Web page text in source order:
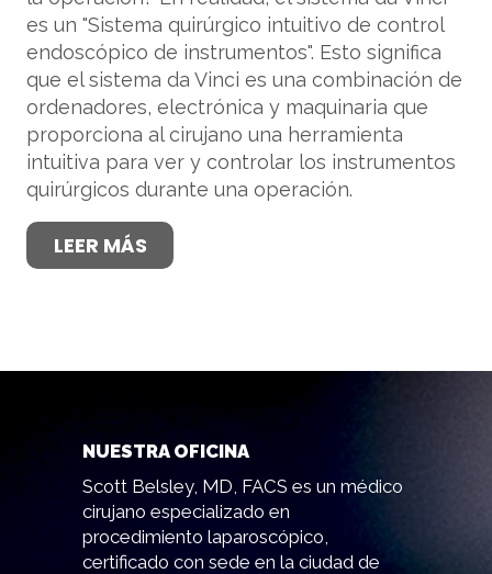
es un "Sistema quirúrgico intuitivo de control
endoscópico de instrumentos". Esto significa
que el sistema da Vinci es una combinación de
ordenadores, electrónica y maquinaria que
proporciona al cirujano una herramienta
intuitiva para ver y controlar los instrumentos
quirúrgicos durante una operación.
LEER MÁS
NUESTRA OFICINA
Scott Belsley, MD, FACS es un médico
cirujano especializado en
procedimiento laparoscópico,
certificado con sede en la ciudad de